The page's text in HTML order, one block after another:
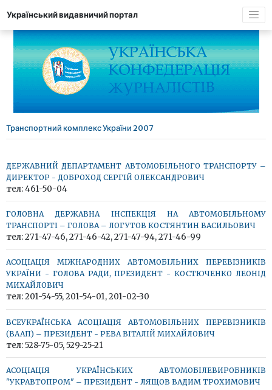
Український видавничий портал
Транспортний комплекс України 2007
ДЕРЖАВНИЙ ДЕПАРТАМЕНТ АВТОМОБІЛЬНОГО ТРАНСПОРТУ –
ДИРЕКТОР - ДОБРОХОД СЕРГІЙ ОЛЕКСАНДРОВИЧ
тел: 461-50-04
ГОЛОВНА ДЕРЖАВНА ІНСПЕКЦІЯ НА АВТОМОБІЛЬНОМУ
ТРАНСПОРТІ – ГОЛОВА – ЛОГУТОВ КОСТЯНТИН ВАСИЛЬОВИЧ
тел: 271-47-46, 271-46-42, 271-47-94, 271-46-99
АСОЦІАЦІЯ МІЖНАРОДНИХ АВТОМОБІЛЬНИХ ПЕРЕВІЗНИКІВ
УКРАЇНИ - ГОЛОВА РАДИ, ПРЕЗИДЕНТ - КОСТЮЧЕНКО ЛЕОНІД
МИХАЙЛОВИЧ
тел: 201-54-55, 201-54-01, 201-02-30
ВСЕУКРАЇНСЬКА АСОЦІАЦІЯ АВТОМОБІЛЬНИХ ПЕРЕВІЗНИКІВ
(ВААП) – ПРЕЗИДЕНТ - РЕВА ВІТАЛІЙ МИХАЙЛОВИЧ
тел: 528-75-05, 529-25-21
АСОЦІАЦІЯ УКРАЇНСЬКИХ АВТОМОБІЛЕВИРОБНИКІВ
"УКРАВТОПРОМ" – ПРЕЗИДЕНТ - ЛЯЩОВ ВАДИМ ТРОХИМОВИЧ